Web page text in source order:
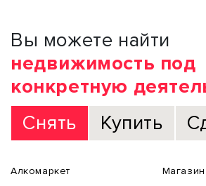
Вы можете найти
недвижимость под
конкретную
Снять
Купить
Алкомаркет
Магазин